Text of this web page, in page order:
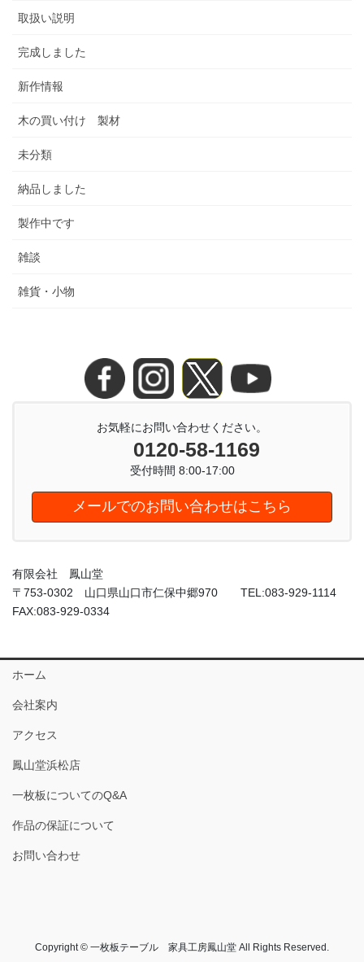
取扱い説明
完成しました
新作情報
木の買い付け 製材
未分類
納品しました
製作中です
雑談
雑貨・小物
お気軽にお問い合わせください。
0120-58-1169
受付時間 8:00-17:00
メールでのお問い合わせはこちら
有限会社 鳳山堂
〒753-0302 山口県山口市仁保中郷970 TEL:083-929-1114
FAX:083-929-0334
ホーム
会社案内
アクセス
鳳山堂浜松店
一枚板についてのQ&A
作品の保証について
お問い合わせ
Copyright © 一枚板テーブル 家具工房鳳山堂 All Rights Reserved.